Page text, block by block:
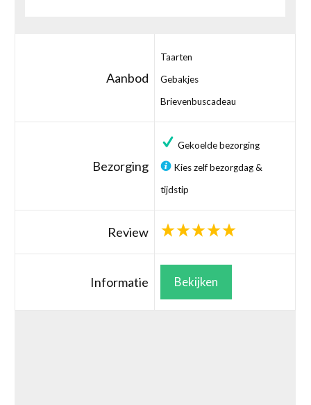
Aanbod
Taarten
Gebakjes
Brievenbuscadeau
Bezorging
Gekoelde bezorging
Kies zelf bezorgdag &
tijdstip
Review
Informatie Bekijken